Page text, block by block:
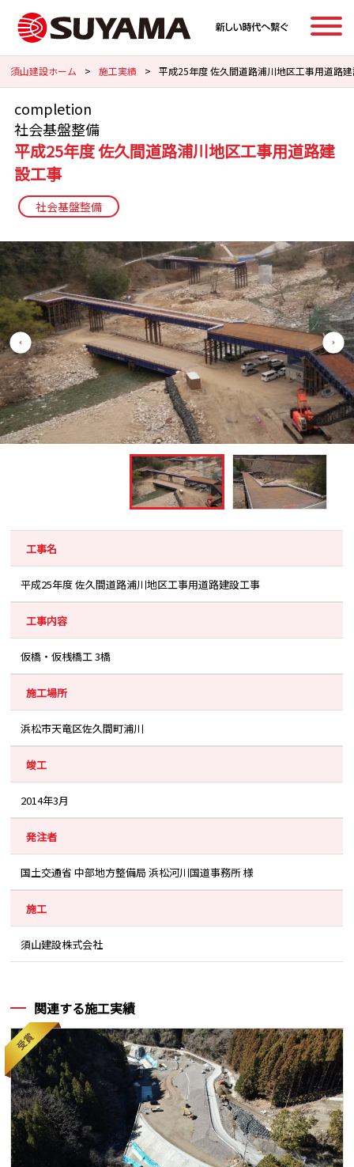
須山建設ホーム > 施工実績 > 平成25年度 佐久間道路浦川地区工事用道路
completion
社会基盤整備
平成25年度 佐久間道路浦川地区工事用道路建
設工事
社会基盤整備
工事名
平成25年度 佐久間道路浦川地区工事用道路建設工事
工事内容
仮橋・仮桟橋工 3橋
施工場所
浜松市天竜区佐久間町浦川
竣工
2014年3月
発注者
国土交通省 中部地方整備局 浜松河川国道事務所 様
施工
須山建設株式会社
関連する施工実績